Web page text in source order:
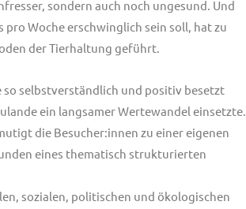
sondern auch noch ungesund. Und
Woche erschwinglich sein soll, hat zu
der Tierhaltung geführt.
so selbstverständlich und positiv besetzt
ein langsamer Wertewandel einsetzte.
die Besucher:innen zu einer eigenen
eines thematisch strukturierten
sozialen, politischen und ökologischen